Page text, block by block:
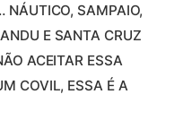
NÁUTICO, SAMPAIO,
E SANTA CRUZ
ACEITAR ESSA
COVIL, ESSA É A